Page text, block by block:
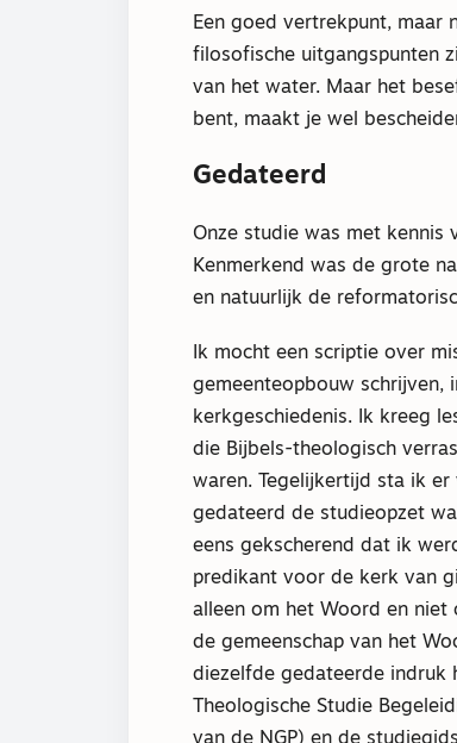
Een goed vertrekpunt, maar
filosofische uitgangspunten
van het water. Maar het
bent, maakt je wel
Gedateerd
Onze studie was met kennis
Kenmerkend was de grote
en natuurlijk de
Ik mocht een scriptie over
gemeenteopbouw schrijven,
kerkgeschiedenis. Ik kreeg
die Bijbels-theologisch
waren. Tegelijkertijd sta ik
gedateerd de studieopzet
eens gekscherend dat ik
predikant voor de kerk van
alleen om het Woord en niet
de gemeenschap van het
diezelfde gedateerde indruk
Theologische Studie